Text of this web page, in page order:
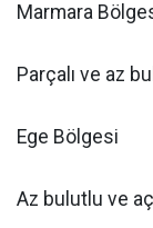
Marmara
Parçalı ve az
Ege Bölgesi
Az bulutlu ve